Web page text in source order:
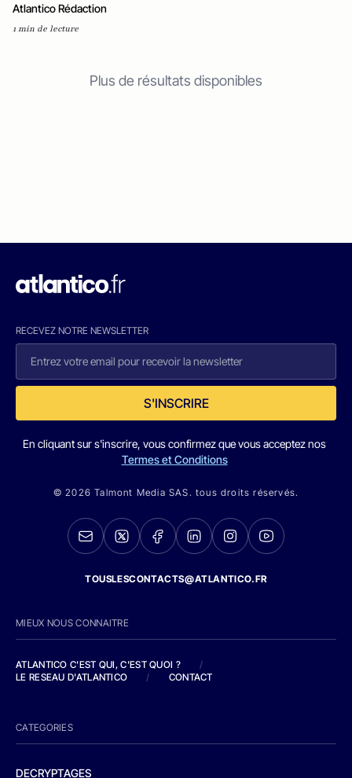
Atlantico Rédaction
1 min de lecture
Plus de résultats disponibles
RECEVEZ NOTRE NEWSLETTER
S'INSCRIRE
En cliquant sur s'inscrire, vous confirmez que vous acceptez nos
Termes et Conditions
© 2026 Talmont Media SAS. tous droits réservés.
TOUSLESCONTACTS@ATLANTICO.FR
MIEUX NOUS CONNAITRE
ATLANTICO C'EST QUI, C'EST QUOI ?
/
LE RESEAU D'ATLANTICO
/ CONTACT
CATEGORIES
DECRYPTAGES